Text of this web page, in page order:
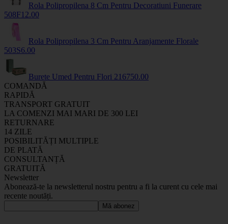
Rola Polipropilena 8 Cm Pentru Decoratiuni Funerare
508F12.00
Rola Polipropilena 3 Cm Pentru Aranjamente Florale
503S6.00
Burete Umed Pentru Flori 216750.00
COMANDĂ
RAPIDĂ
TRANSPORT GRATUIT
LA COMENZI MAI MARI DE 300 LEI
RETURNARE
14 ZILE
POSIBILITĂȚI MULTIPLE
DE PLATĂ
CONSULTANȚĂ
GRATUITĂ
Newsletter
Abonează-te la newsletterul nostru pentru a fi la curent cu cele mai
recente noutăți.
Mă abonez